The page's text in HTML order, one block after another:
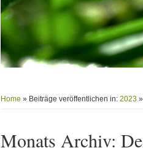
Home » Beiträge veröffentlichen in:2023 »
Monats Archiv: